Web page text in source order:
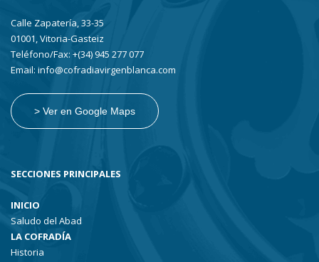
Calle Zapatería, 33-35
01001, Vitoria-Gasteiz
Teléfono/Fax: +(34) 945 277 077
Email: info@cofradiavirgenblanca.com
> Ver en Google Maps
SECCIONES PRINCIPALES
INICIO
Saludo del Abad
LA COFRADÍA
Historia